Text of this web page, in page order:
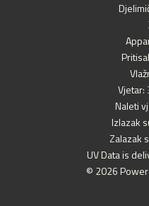
Vjetar:
Naleti
Izlazak
Zalazak
UV Data is
© 2026